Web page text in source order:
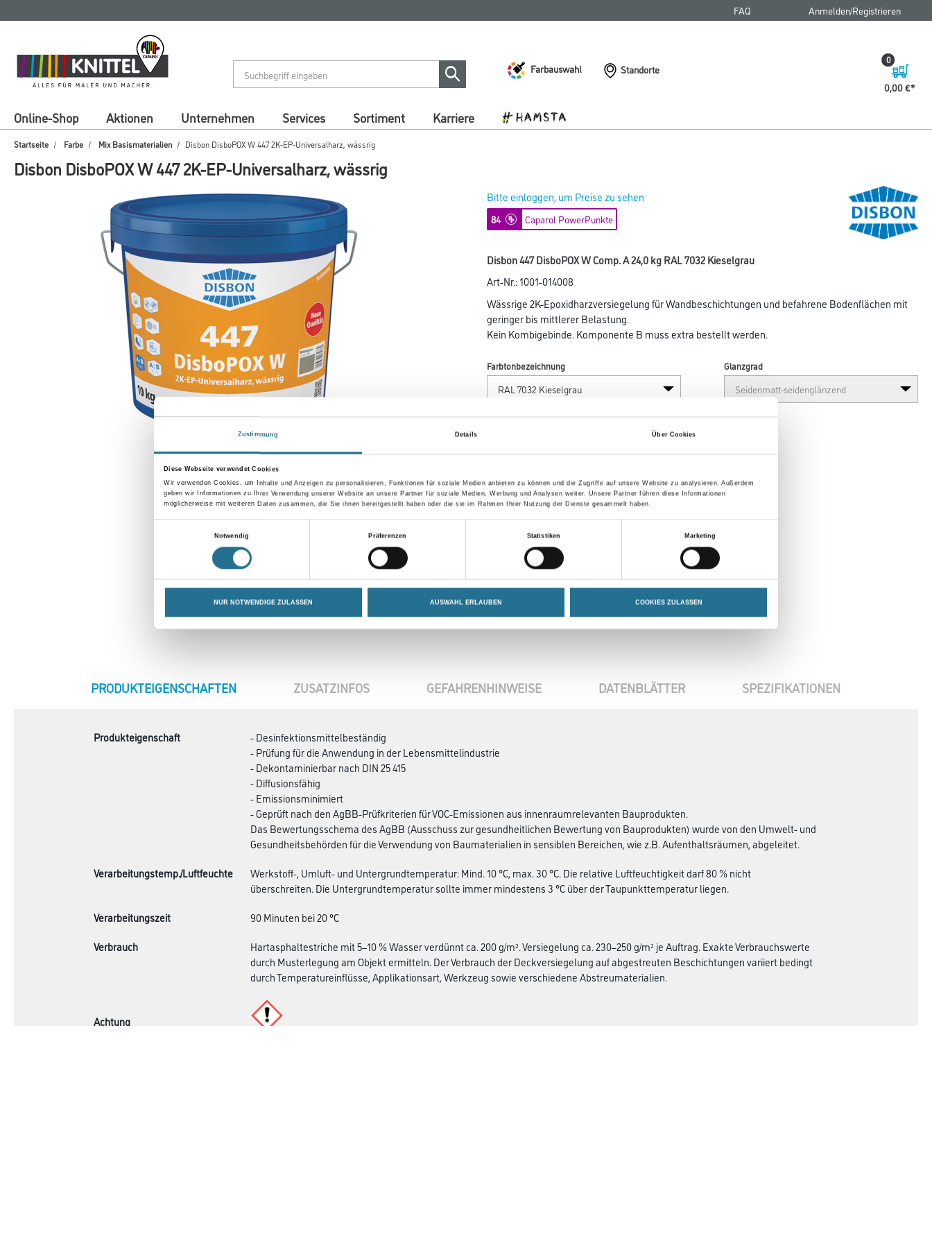
Zustimmung Details Über Cookies
Diese Webseite verwendet Cookies
Wir verwenden Cookies, um Inhalte und Anzeigen zu personalisieren, Funktionen für soziale Medien anbieten zu können und die Zugriffe auf unsere Website zu analysieren. Außerdem
geben wir Informationen zu Ihrer Verwendung unserer Website an unsere Partner für soziale Medien, Werbung und Analysen weiter. Unsere Partner führen diese Informationen
möglicherweise mit weiteren Daten zusammen, die Sie ihnen bereitgestellt haben oder die sie im Rahmen Ihrer Nutzung der Dienste gesammelt haben.
Notwendig
Präferenzen Statistiken Marketing
NUR NOTWENDIGE ZULASSEN AUSWAHL ERLAUBEN COOKIES ZULASSEN
springen
springen
FAQ Anmelden/Registrieren
Farbauswahl
Standorte
0,00 €
0
Online-Shop Aktionen Unternehmen Services Sortiment Karriere
Startseite Farbe Mix Basismaterialien Disbon DisboPOX W 447 2K-EP-Universalharz, wässrig
Disbon DisboPOX W 447 2K-EP-Universalharz, wässrig
Bitte einloggen, um Preise zu sehen
84 Caparol PowerPunkte
Disbon 447 DisboPOX W Comp. A 24,0 kg RAL 7032 Kieselgrau
Art-Nr.:1001-014008
Wässrige 2K-Epoxidharzversiegelung für Wandbeschichtungen und befahrene Bodenflächen mit
geringer bis mittlerer Belastung.
Kein Kombigebinde. Komponente B muss extra bestellt werden.
Farbtonbezeichnung Glanzgrad
Umrechnungsfaktoren
Zur Farbauswahl für Ihren
Wunschfarbton
CURRENT
PRODUKTEIGENSCHAFTEN ZUSATZINFOS GEFAHRENHINWEISE DATENBLÄTTER SPEZIFIKATIONEN
Produkteigenschaft
- Desinfektionsmittelbeständig
- Prüfung für die Anwendung in der Lebensmittelindustrie
- Dekontaminierbar nach DIN 25 415
- Diffusionsfähig
- Emissionsminimiert
- Geprüft nach den AgBB-Prüfkriterien für VOC-Emissionen aus innenraumrelevanten Bauprodukten.
Das Bewertungsschema des AgBB (Ausschuss zur gesundheitlichen Bewertung von Bauprodukten) wurde von den Umwelt- und
Gesundheitsbehörden für die Verwendung von Baumaterialien in sensiblen Bereichen, wie z.B. Aufenthaltsräumen, abgeleitet.
Verarbeitungstemp./Luftfeuchte
Werkstoff-, Umluft- und Untergrundtemperatur: Mind. 10 °C, max. 30 °C. Die relative Luftfeuchtigkeit darf 80 % nicht
überschreiten. Die Untergrundtemperatur sollte immer mindestens 3 °C über der Taupunkttemperatur liegen.
Verarbeitungszeit
90 Minuten bei 20 °C
Verbrauch
Hartasphaltestriche mit 5–10 % Wasser verdünnt ca. 200 g/m². Versiegelung ca. 230–250 g/m² je Auftrag. Exakte Verbrauchswerte
durch Musterlegung am Objekt ermitteln. Der Verbrauch der Deckversiegelung auf abgestreuten Beschichtungen variiert bedingt
durch Temperatureinflüsse, Applikationsart, Werkzeug sowie verschiedene Abstreumaterialien.
Achtung